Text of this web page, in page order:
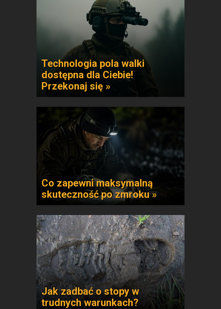
Technologia pola walki
dostępna dla Ciebie!
Przekonaj się »
Co zapewni maksymalną
skuteczność po zmroku »
Jak zadbać o stopy w
trudnych warunkach?